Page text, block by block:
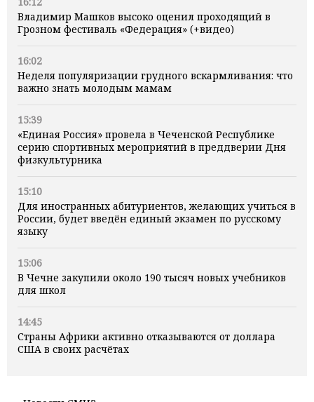
Владимир Машков высоко оценил проходящий в
Грозном фестиваль «Федерация» (+видео)
16:02
Неделя популяризации грудного вскармливания: что
важно знать молодым мамам
15:39
«Единая Россия» провела в Чеченской Республике
серию спортивных мероприятий в преддверии Дня
физкультурника
15:10
Для иностранных абитуриентов, желающих учиться в
России, будет введён единый экзамен по русскому
языку
15:06
В Чечне закупили около 190 тысяч новых учебников
для школ
14:45
Страны Африки активно отказываются от доллара
США в своих расчётах